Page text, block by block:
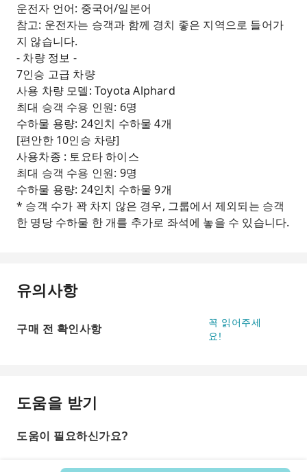
운전자 언어: 중국어/일본어
참고: 운전자는 승객과 함께 경치 좋은 지역으로 들어가
지 않습니다.
- 차량 정보 -
7인승 고급 차량
사용 차량 모델: Toyota Alphard
최대 승객 수용 인원: 6명
수하물 용량: 24인치 수하물 4개
[편안한 10인승 차량]
사용차종 : 토요타 하이스
최대 승객 수용 인원: 9명
수하물 용량: 24인치 수하물 9개
* 승객 수가 꽉 차지 않은 경우, 그룹에서 제외되는 승객
한 명당 수하물 한 개를 추가로 좌석에 놓을 수 있습니다.
유의사항
구매 전 확인사항
꼭 읽어주세
요!
도움을 받기
도움이 필요하신가요?